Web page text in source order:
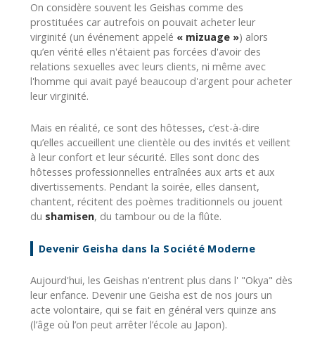
On considère souvent les Geishas comme des
prostituées car autrefois on pouvait acheter leur
virginité (un événement appelé « mizuage ») alors
qu’en vérité elles n'étaient pas forcées d'avoir des
relations sexuelles avec leurs clients, ni même avec
l'homme qui avait payé beaucoup d'argent pour acheter
leur virginité.
Mais en réalité, ce sont des hôtesses, c’est-à-dire
qu’elles accueillent une clientèle ou des invités et veillent
à leur confort et leur sécurité. Elles sont donc des
hôtesses professionnelles entraînées aux arts et aux
divertissements. Pendant la soirée, elles dansent,
chantent, récitent des poèmes traditionnels ou jouent
du shamisen, du tambour ou de la flûte.
Devenir Geisha dans la Société Moderne
Aujourd'hui, les Geishas n'entrent plus dans l' "Okya" dès
leur enfance. Devenir une Geisha est de nos jours un
acte volontaire, qui se fait en général vers quinze ans
(l’âge où l’on peut arrêter l’école au Japon).